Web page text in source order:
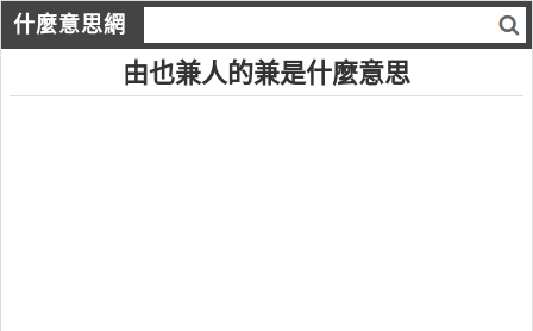
什麼意思網
由也兼人的兼是什麼意思